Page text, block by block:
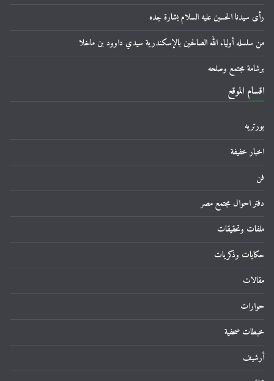
رأى سيدنا الحسين عليه السلام بشارة جده
من سلسله أولياء الله الصالحين بالإسكندرية سيدي داوود بن ماخلا
برشامة مجتمع وصلحه
اقسام الموقع
بورتريه
اخبار خفيفة
فن
دفتر احوال مجتمع مصر
ملفات وتحقيقات
حكايات وذكريات
مقالات
حوارات
خبطات صحفية
أرشيف